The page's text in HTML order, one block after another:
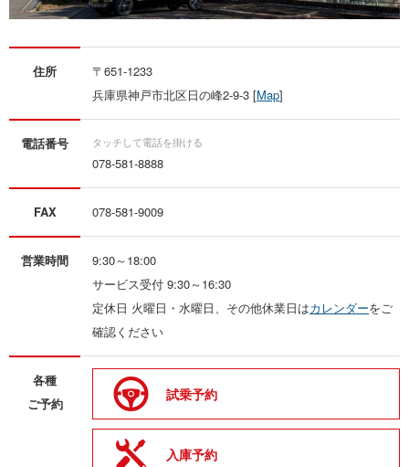
住所
〒651-1233
兵庫県神戸市北区日の峰2-9-3 [Map]
電話番号
078-581-8888
FAX 078-581-9009
営業時間
9:30～18:00
サービス受付 9:30～16:30
定休日 火曜日・水曜日、その他休業日はカレンダーをご
確認ください
各種
ご予約
試乗予約
入庫予約